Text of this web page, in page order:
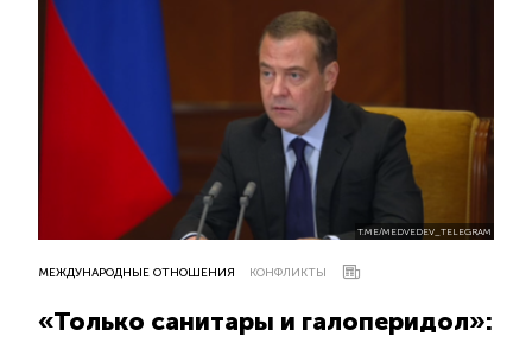
T.ME/MEDVEDEV_TELEGRAM
МЕЖДУНАРОДНЫЕ ОТНОШЕНИЯ КОНФЛИКТЫ
«Только санитары и галоперидол»: